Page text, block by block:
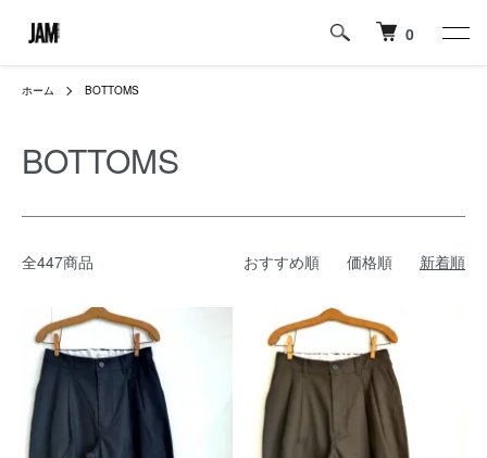
0
ホーム BOTTOMS
BOTTOMS
全447商品 おすすめ順 価格順 新着順